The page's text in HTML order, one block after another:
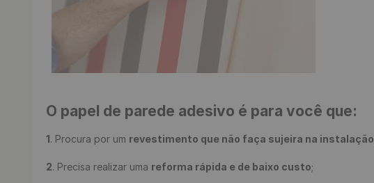
O papel de parede adesivo é para você que:
1. Procura por um revestimento que não faça sujeira na instalação
2. Precisa realizar uma reforma rápida e de baixo custo;